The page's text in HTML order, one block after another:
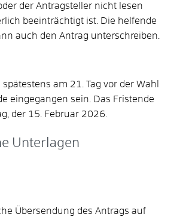
der Antragsteller nicht lesen
beeinträchtigt ist. Die helfende
auch den Antrag unterschreiben.
spätestens am 21. Tag vor der Wahl
eingegangen sein. Das Fristende
der 15. Februar 2026.
Unterlagen
Übersendung des Antrags auf